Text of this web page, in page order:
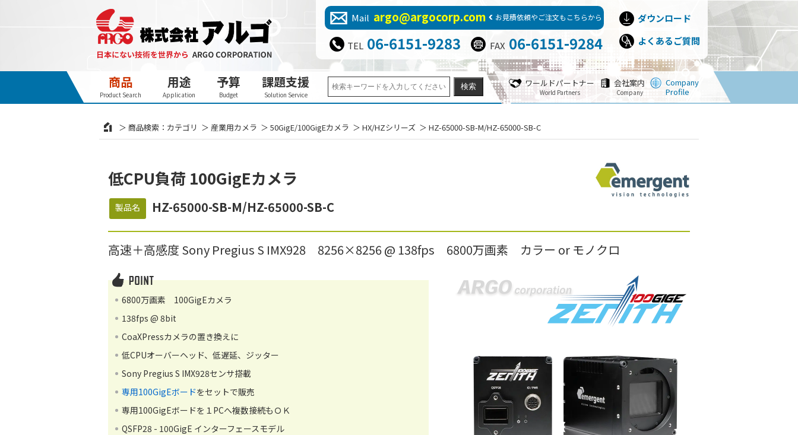
Mail argo@argocorp.com お見積依頼やご注文もこちらから
TEL 06-6151-9283 FAX 06-6151-9284
ダウンロード
よくあるご質問
商品
Product Search
用途
Application
予算
Budget
課題支援
Solution Service
ワールドパートナー
World Partners
会社案内
Company
Company
Profile
商品検索：カテゴリ 産業用カメラ 50GigE/100GigEカメラ HX/HZシリーズ HZ-65000-SB-M/HZ-65000-SB-C
低CPU負荷 100GigEカメラ
製品名 HZ-65000-SB-M/HZ-65000-SB-C
高速＋高感度 Sony Pregius S IMX928 8256×8256 @ 138fps 6800万画素 カラー or モノクロ
6800万画素 100GigEカメラ
138fps @ 8bit
CoaXPressカメラの置き換えに
低CPUオーバーヘッド、低遅延、ジッター
Sony Pregius S IMX928センサ搭載
専用100GigEボードをセットで販売
専用100GigEボードを１PCへ複数接続もＯＫ
QSFP28 - 100GigE インターフェースモデル